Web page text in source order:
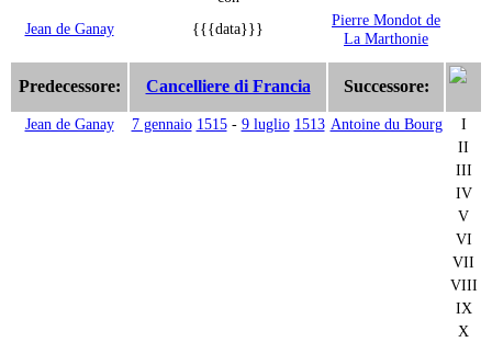
Jean de Ganay
{{{data}}}
Pierre Mondot de
La Marthonie
Predecessore: Cancelliere di Francia Successore:
Jean de Ganay 7 gennaio 1515- 9 luglio 1513 Antoine du Bourg
I
II
III
IV
V
VI
VII
VIII
IX
X